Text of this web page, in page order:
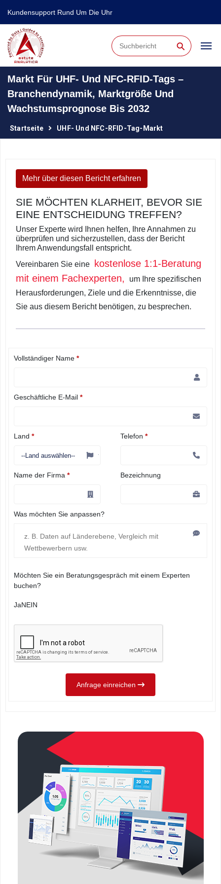
Kundensupport Rund Um Die Uhr
⚲
Markt Für UHF- Und NFC-RFID-Tags –
Branchendynamik, Marktgröße Und
Wachstumsprognose Bis 2032
Startseite UHF- Und NFC-RFID-Tag-Markt
Mehr über diesen Bericht erfahren
SIE MÖCHTEN KLARHEIT, BEVOR SIE
EINE ENTSCHEIDUNG TREFFEN?
Unser Experte wird Ihnen helfen, Ihre Annahmen zu
überprüfen und sicherzustellen, dass der Bericht
Ihrem Anwendungsfall entspricht.
Vereinbaren Sie eine
kostenlose 1:1-Beratung
mit einem Fachexperten,
um Ihre spezifischen
Herausforderungen, Ziele und die Erkenntnisse, die
Sie aus diesem Bericht benötigen, zu besprechen.
Vollständiger Name *
Geschäftliche E-Mail *
Land * Telefon *
Name der Firma * Bezeichnung
Was möchten Sie anpassen?
Möchten Sie ein Beratungsgespräch mit einem Experten
buchen?
JaNEIN
Anfrage einreichen